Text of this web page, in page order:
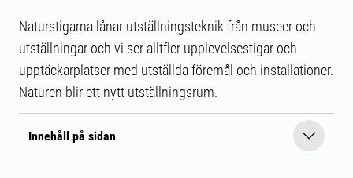
Naturstigarna lånar utställningsteknik från museer och
utställningar och vi ser alltfler upplevelsestigar och
upptäckarplatser med utställda föremål och installationer.
Naturen blir ett nytt utställningsrum.
Innehåll på sidan